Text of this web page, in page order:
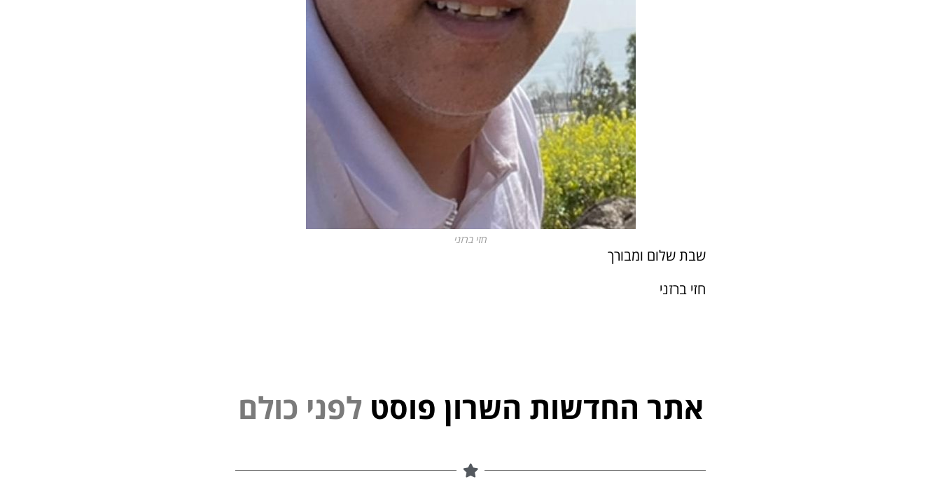
חזי ברזני
שבת שלום ומבורך
חזי ברזני
אתר החדשות השרון פוסט ם